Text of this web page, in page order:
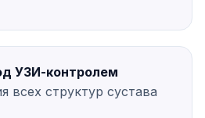
УЗИ-контролем
всех структур сустава